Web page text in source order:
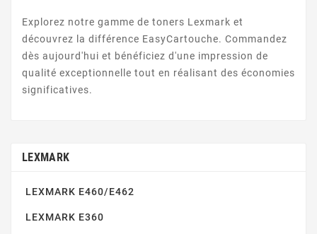
Explorez notre gamme de toners Lexmark et
découvrez la différence EasyCartouche. Commandez
dès aujourd'hui et bénéficiez d'une impression de
qualité exceptionnelle tout en réalisant des économies
significatives.
LEXMARK
LEXMARK E460/E462
LEXMARK E360